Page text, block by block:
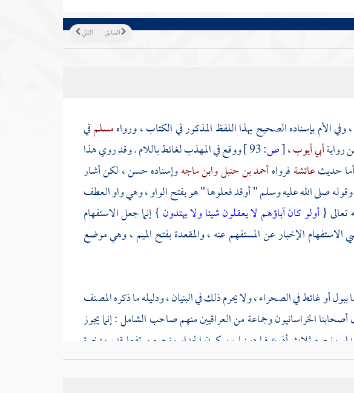
التالي السابق
وفي الأم بإسناده الصحيح بهذا اللفظ المذكور في الكتاب ، ورواهمسلمفي
روايةأبي أيوب،[ص:
ووقع في المهذب لغائط باللام . وقد روي هذا
حديثعائشةفرواهأحمد بن حنبلوابن ماجهوإسناده حسن ، لكن أشار
وقوله صلى الله عليه وسلم " أوقد فعلوها " هو بفتح الواو ، وهي واو العطف
تعالى {أولو كان آباؤهم لا يعقلون شيئا ولا يهتدون} إنما جعل الاستفهام
الاستفهام الإخبار عن المستفهم عنه ، والمقعدة بفتح الميم ، وهي موضع
أو غائط في الصحراء ، ولا يحرم ذلك في البنيان ، ودليله ما ذكرهالمصنف
الخراسانيون وجماعة من العراقيين منهم صاحب الشامل : إنما يجوز
ونحوه ثلاث أذرع فما دونها ، ويكون الجدار ونحوه مرتفعا قدر مؤخرة
الرحل فهو حرام ، إلا إذا كان في بيت بني لذلك فلا حرج فيه . قالوا : ولو
، فالاعتبار بالساتر وعدمه . فحيث وجد الساتر بالشرطين حل في البناء